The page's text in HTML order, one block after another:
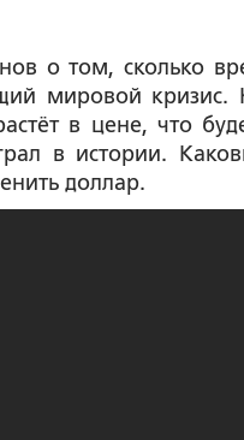
о том, сколько
мировой кризис.
в цене, что
в истории.
доллар.